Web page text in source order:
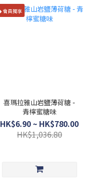
會員獨享
喜瑪拉雅山岩鹽薄荷糖 -
青檸蜜糖味
HK$6.90 ~ HK$780.00
HK$1,036.80